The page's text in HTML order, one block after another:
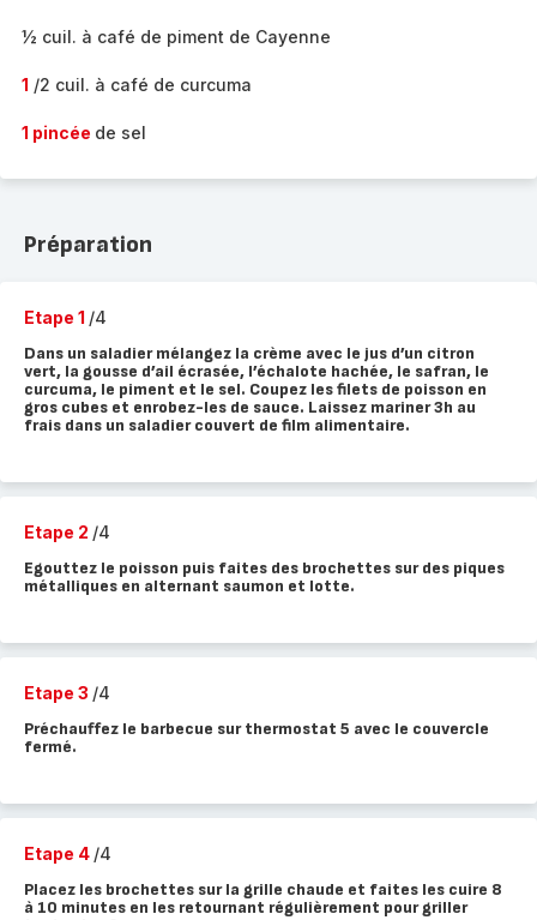
½ cuil. à café de piment de Cayenne
1 /2 cuil. à café de curcuma
1 pincée de sel
Préparation
Etape 1 /4
Dans un saladier mélangez la crème avec le jus d’un citron
vert, la gousse d’ail écrasée, l’échalote hachée, le safran, le
curcuma, le piment et le sel. Coupez les filets de poisson en
gros cubes et enrobez-les de sauce. Laissez mariner 3h au
frais dans un saladier couvert de film alimentaire.
Etape 2 /4
Egouttez le poisson puis faites des brochettes sur des piques
métalliques en alternant saumon et lotte.
Etape 3 /4
Préchauffez le barbecue sur thermostat 5 avec le couvercle
fermé.
Etape 4 /4
Placez les brochettes sur la grille chaude et faites les cuire 8
à 10 minutes en les retournant régulièrement pour griller